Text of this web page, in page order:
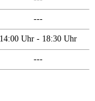
---
14:00 Uhr - 18:30 Uhr
---